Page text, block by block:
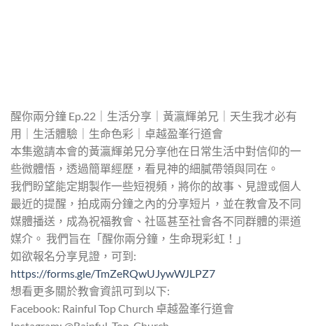
醒你兩分鐘 Ep.22｜生活分享｜黃瀛輝弟兄｜天生我才必有
用｜生活體驗｜生命色彩｜卓越盈峯行道會
本集邀請本會的黃瀛輝弟兄分享他在日常生活中對信仰的一
些微體悟，透過簡單經歷，看見神的細膩帶領與同在。
我們盼望能定期製作一些短視頻，將你的故事、見證或個人
最近的提醒，拍成兩分鐘之內的分享短片，並在教會及不同
媒體播送，成為祝福教會、社區甚至社會各不同群體的渠道
媒介。 我們旨在「醒你兩分鐘，生命現彩虹！」
如欲報名分享見證，可到:
https://forms.gle/TmZeRQwUJywWJLPZ7
想看更多關於教會資訊可到以下:
Facebook: Rainful Top Church 卓越盈峯行道會